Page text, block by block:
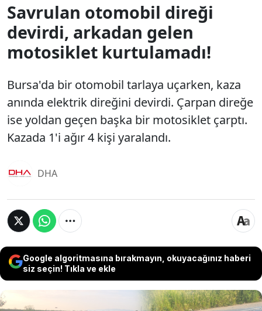
Savrulan otomobil direği
devirdi, arkadan gelen
motosiklet kurtulamadı!
Bursa'da bir otomobil tarlaya uçarken, kaza
anında elektrik direğini devirdi. Çarpan direğe
ise yoldan geçen başka bir motosiklet çarptı.
Kazada 1'i ağır 4 kişi yaralandı.
DHA
Google algoritmasına bırakmayın, okuyacağınız haberi
siz seçin! Tıkla ve ekle